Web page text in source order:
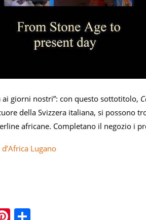
ai giorni nostri”: con questo sottotitolo,
della Svizzera italiana, si possono
africane. Completano il negozio i
Lugano